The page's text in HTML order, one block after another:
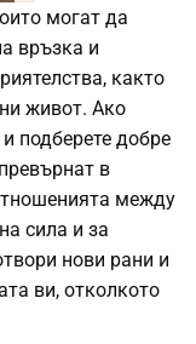
могат да
връзка и
както
живот. Ако
подберете добре
в
между
сила и за
нови рани и
ви, отколкото